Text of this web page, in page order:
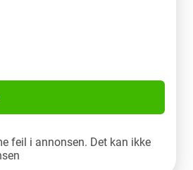
feil i annonsen. Det kan ikke